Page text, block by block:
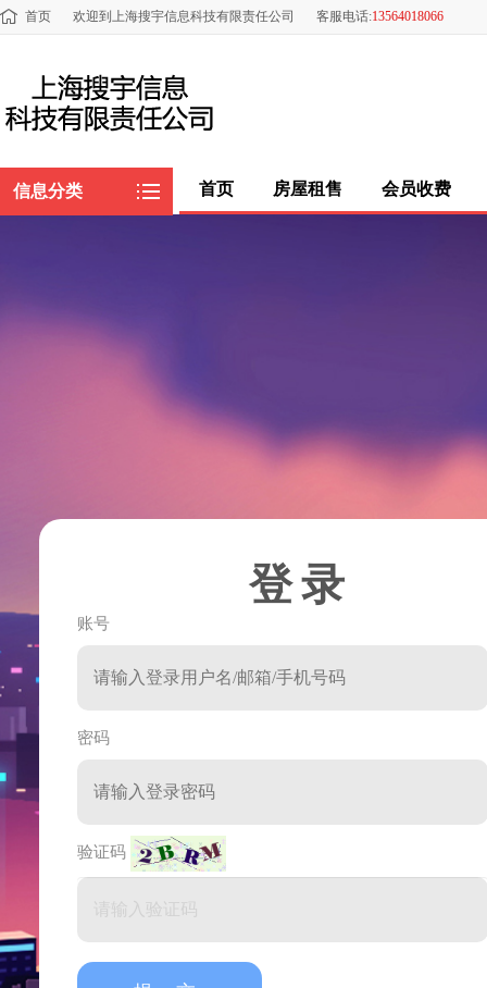
首页 欢迎到上海搜宇信息科技有限责任公司 客服电话:13564018066
信息分类 首页 房屋租售 会员收费
登录
账号
密码
验证码